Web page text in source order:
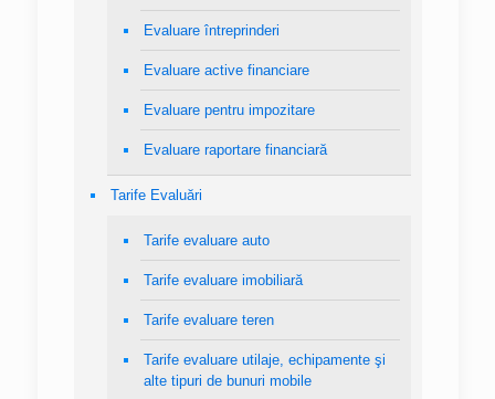
Evaluare întreprinderi
Evaluare active financiare
Evaluare pentru impozitare
Evaluare raportare financiară
Tarife Evaluări
Tarife evaluare auto
Tarife evaluare imobiliară
Tarife evaluare teren
Tarife evaluare utilaje, echipamente şi
alte tipuri de bunuri mobile